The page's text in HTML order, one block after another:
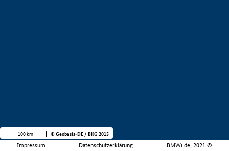
Impressum Datenschutzerklärung BMWi.de, 2021 ©
100 km © Geobasis-DE / BKG 2015